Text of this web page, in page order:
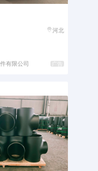
河北
有限公司 广告